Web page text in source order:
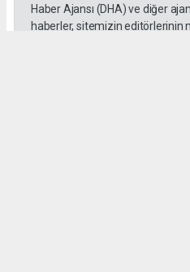
Haber Ajansı (DHA) ve diğer
haberler, sitemizin editörlerinin